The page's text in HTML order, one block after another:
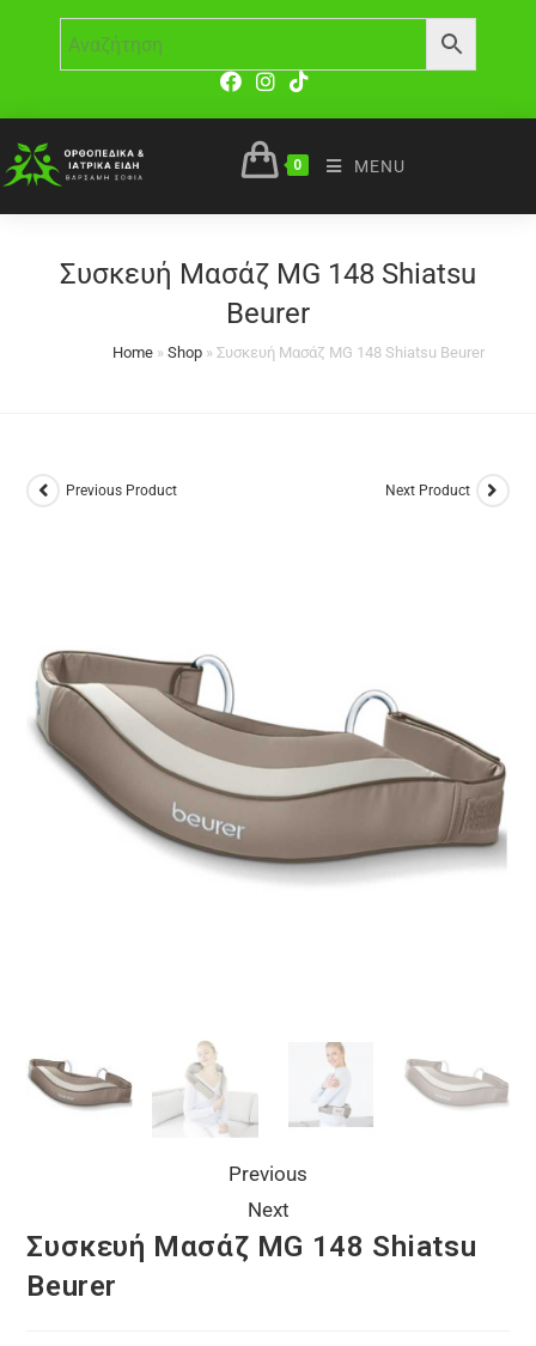
0 MENU
Συσκευή Μασάζ MG 148 Shiatsu
Beurer
Home» Shop» Συσκευή Μασάζ MG 148 Shiatsu Beurer
Previous Product Next Product
Previous
Next
Συσκευή Μασάζ MG 148 Shiatsu
Beurer